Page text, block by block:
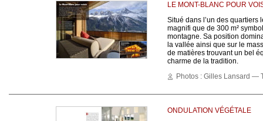
LE MONT-BLANC POUR
Situé dans l’un des quartiers
magnifi que de 300 m²
montagne. Sa position
la vallée ainsi que sur le
de matières trouvant un bel
charme de la tradition.
Photos : Gilles Lansard —
ONDULATION VÉGÉTALE